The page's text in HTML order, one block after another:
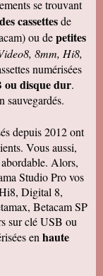
se trouvant
cassettesde
ou depetites
8mm, Hi8,
numérisées
ou disque dur.
sauvegardés.
depuis 2012 ont
Vous aussi,
Alors,
Studio Pro vos
Digital 8,
Betacam SP
sur clé USB ou
en haute